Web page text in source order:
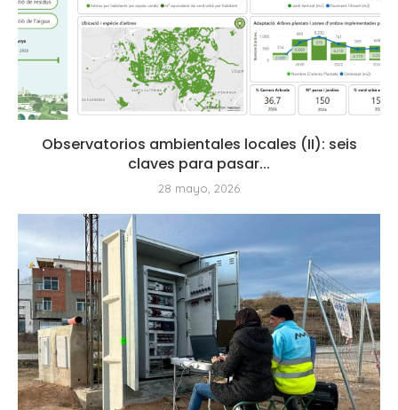
Observatorios ambientales locales (II): seis
claves para pasar...
28 mayo, 2026